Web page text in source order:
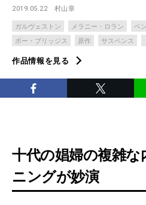
2019.05.22 村山章
ガルヴェストン メラニー・ロラン ベ
ボー・ブリッジス
原作 サスペンス
作品情報を見る
十代の娼婦の複雑
ニングが妙演